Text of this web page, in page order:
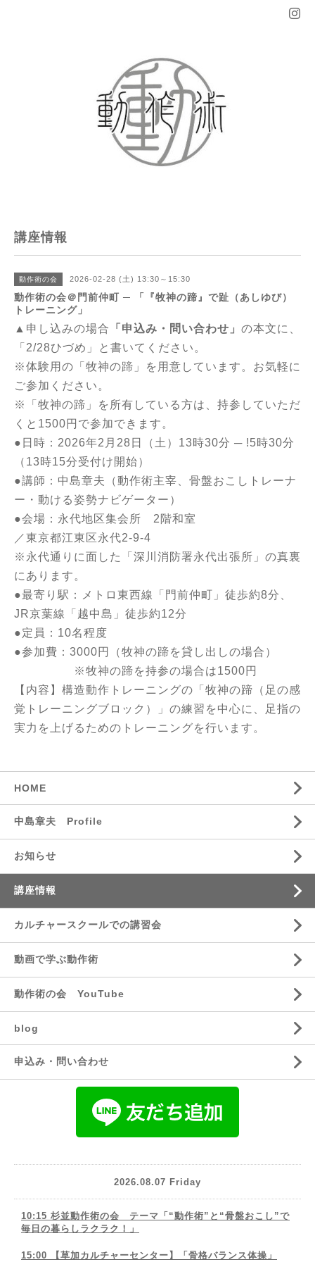
講座情報
動作術の会 2026-02-28 (土) 13:30～15:30
動作術の会＠門前仲町 ─ 「『牧神の蹄』で趾（あしゆび）
トレーニング」
▲申し込みの場合 「申込み・問い合わせ」 の本文に、
「2/28ひづめ」と書いてください。
※体験用の「牧神の蹄」を用意しています。お気軽に
ご参加ください。
※「牧神の蹄」を所有している方は、持参していただ
くと1500円で参加できます。
●日時：2026年2月28日（土）13時30分 ─ !5時30分
（13時15分受付け開始）
●講師：中島章夫（動作術主宰、骨盤おこしトレーナ
ー・ 動ける姿勢ナビゲーター ）
●会場：永代地区集会所 2階和室
／東京都江東区永代2-9-4
※永代通りに面した「深川消防署永代出張所」の真裏
にあります。
●最寄り駅：メトロ東西線「門前仲町」徒歩約8分、
JR京葉線「越中島」徒歩約12分
●定員：10名程度
●参加費：3000円（牧神の蹄を貸し出しの場合）
※牧神の蹄を持参の場合は1500円
【内容】構造動作トレーニングの「牧神の蹄（足の感
覚トレーニングブロック）」の練習を中心に、足指の
実力を上げるためのトレーニングを行います。
HOME
中島章夫 Profile
お知らせ
講座情報
カルチャースクールでの講習会
動画で学ぶ動作術
動作術の会 YouTube
blog
申込み・問い合わせ
2026.08.07 Friday
10:15 杉並動作術の会 テーマ「“動作術”と“骨盤おこし”で
毎日の暮らしラクラク！」
15:00 【草加カルチャーセンター】「骨格バランス体操」